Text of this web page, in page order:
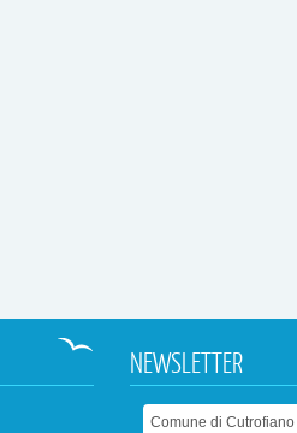
NEWSLETTER